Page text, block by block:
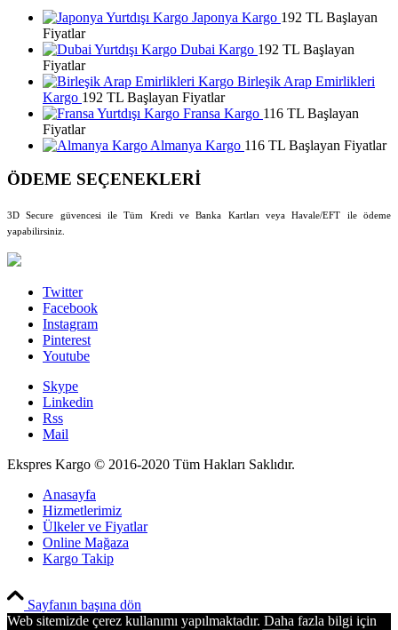
PCI-DSS Ödeme Güvenliği
Japonya Kargo 192 TL Başlayan
Fiyatlar
Dubai Kargo 192 TL Başlayan
Fiyatlar
Birleşik Arap Emirlikleri
Kargo 192 TL Başlayan Fiyatlar
Fransa Kargo 116 TL Başlayan
Fiyatlar
Almanya Kargo 116 TL Başlayan Fiyatlar
ÖDEME SEÇENEKLERİ
3D Secure güvencesi ile Tüm Kredi ve Banka Kartları veya Havale/EFT ile ödeme
yapabilirsiniz.
Twitter
Facebook
Instagram
Pinterest
Youtube
Skype
Linkedin
Rss
Mail
Ekspres Kargo © 2016-2020 Tüm Hakları Saklıdır.
Anasayfa
Hizmetlerimiz
Ülkeler ve Fiyatlar
Online Mağaza
Kargo Takip
Sayfanın başına dön
Web sitemizde çerez kullanımı yapılmaktadır. Daha fazla bilgi için